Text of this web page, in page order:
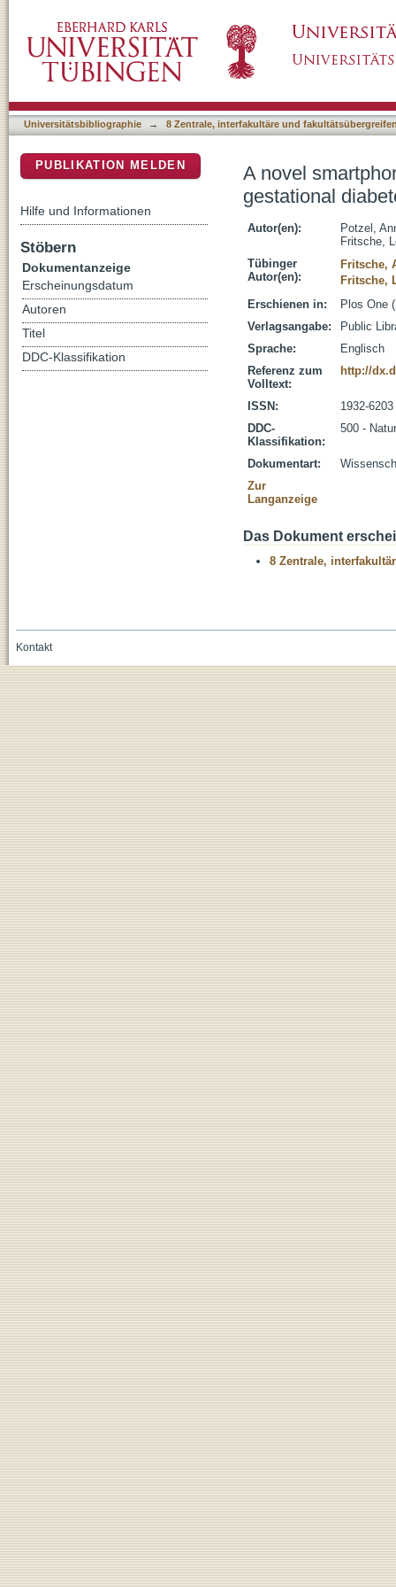
randomized controlled trial
Universitätsbibliographie → 8 Zentrale, interfakultäre und
A novel
gestational
Autor(en):
Potzel,
Fritsche,
Tübinger
Autor(en):
Fritsche,
Fritsche,
Erschienen in:
Plos One
Verlagsangabe:
Public
Sprache:
Englisch
Referenz zum
Volltext:
http://
ISSN:
1932-6203
DDC-
Klassifikation:
500 -
Dokumentart:
Zur
Langanzeige
Das Dokument
8 Zentrale,
PUBLIKATION MELDEN
Hilfe und Informationen
Stöbern
Dokumentanzeige
Erscheinungsdatum
Autoren
Titel
DDC-Klassifikation
Kontakt